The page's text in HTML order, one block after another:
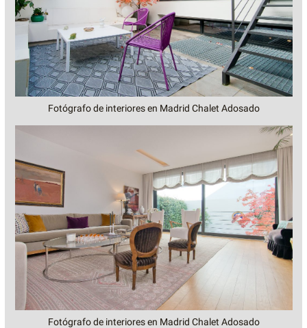
Fotógrafo de interiores en Madrid Chalet Adosado
Fotógrafo de interiores en Madrid Chalet Adosado